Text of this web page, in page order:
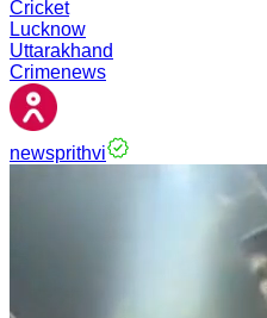
Cricket
Lucknow
Uttarakhand
Crimenews
newsprithvi